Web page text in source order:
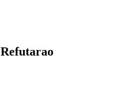
Refutarao